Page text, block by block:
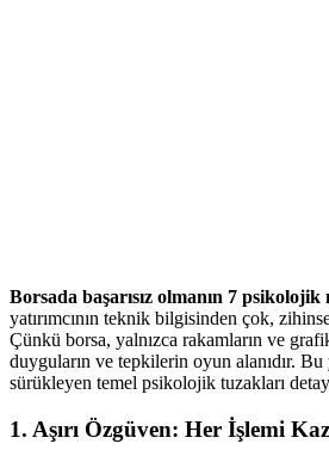
Borsada başarısız olmanın 7 psikolojik
yatırımcının teknik bilgisinden çok,
Çünkü borsa, yalnızca rakamların ve
duyguların ve tepkilerin oyun alanıdır. Bu
sürükleyen temel psikolojik tuzakları
1. Aşırı Özgüven: Her İşlemi